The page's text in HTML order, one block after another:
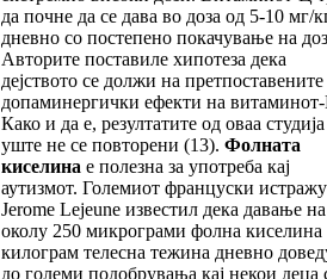
да почне да се дава во доза од 5-10 мг/
дневно со постепено покачување на
Авторите поставиле хипотеза дека
дејството се должи на претпоставените
допаминергички ефекти на
Како и да е, резултатите од оваа студија
уште не се повторени (13). Фолната
киселина е полезна за употреба кај
аутизмот. Големиот француски
Jerome Lejeune известил дека давање на
околу 250 микрограми фолна киселина
килограм телесна тежина дневно
до големи подобрувања кај некои деца